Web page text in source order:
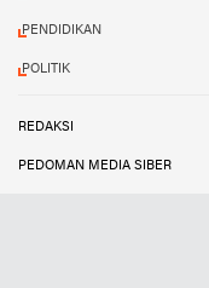
PENDIDIKAN
POLITIK
REDAKSI
PEDOMAN MEDIA SIBER